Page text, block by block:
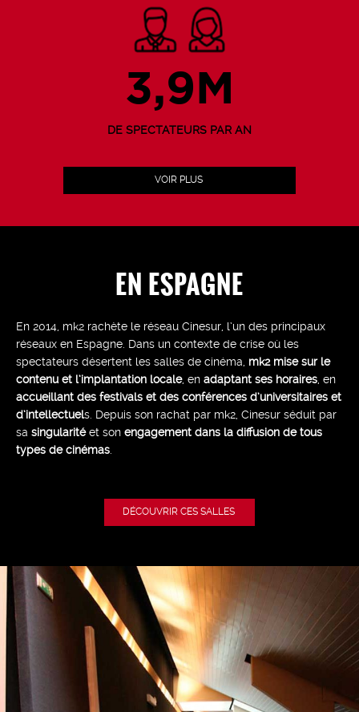
3,9M
DE SPECTATEURS PAR AN
VOIR PLUS
EN ESPAGNE
En 2014, mk2 rachète le réseau Cinesur, l’un des principaux
réseaux en Espagne. Dans un contexte de crise où les
spectateurs désertent les salles de cinéma, mk2 mise sur le
contenu et l’implantation locale, en adaptant ses horaires , en
accueillant des festivals et des conférences d’universitaires et
d’intellectuels. Depuis son rachat par mk2, Cinesur séduit par
sa singularitéet son engagement dans la diffusion de tous
types de cinémas
DÉCOUVRIR CES SALLES